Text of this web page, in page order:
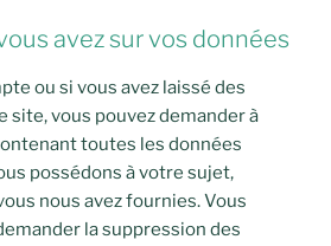
avez sur vos données
ou si vous avez laissé des
site, vous pouvez demander à
toutes les données
possédons à votre sujet,
nous avez fournies. Vous
la suppression des